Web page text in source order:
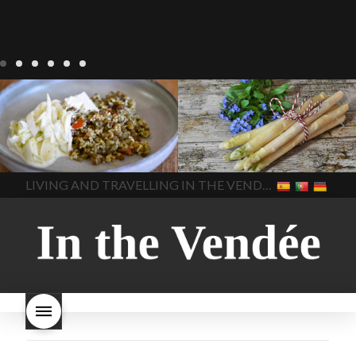
Notre cuisine
agriculture-
vendee comment cuisiner
les lentilles vertes cuisine-
vendue
cuisiner en France
cuisiner-avec-des-
ingrédients-vendus
cultures-vendues-lentilles la
cuisine au printemps la
cuisine avec les lentilles la
en vacances
lentilles vertes
lentilles vertes et boulgour
lentilles vertes-vendues les
grossir les lentilles vertes
sont-elles bonnes pour la
santé les lentilles vertes
sont-elles bonnes pour vous
In The Vendee
Notre cuisine asperges
asperges-a-la-flamande
asperges-blanches
asperges-pour-le-petit-
déjeuner asperges-
saisonnières asperges-
sauce-crème asperges-
soup carbonara-
végétarienne cuisine
saisonnière
cuisine-locale
cuisine-maison européenne
cuisine-maison-france
In The Vendee